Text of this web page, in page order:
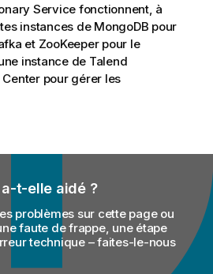
Service fonctionnent, à
instances de MongoDB pour
et ZooKeeper pour le
instance de Talend
pour gérer les
t-elle aidé ?
problèmes sur cette page ou
faute de frappe, une étape
technique – faites-le-nous